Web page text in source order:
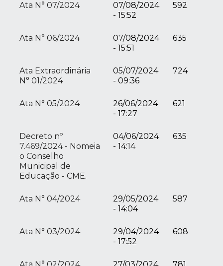
Ata N° 07/2024
07/08/2024
- 15:52
592
Ata N° 06/2024
07/08/2024
- 15:51
635
Ata Extraordinária
N° 01/2024
05/07/2024
- 09:36
724
Ata N° 05/2024
26/06/2024
- 17:27
621
Decreto nº
7.469/2024 - Nomeia
o Conselho
Municipal de
Educação - CME.
04/06/2024
- 14:14
635
Ata N° 04/2024
29/05/2024
- 14:04
587
Ata N° 03/2024
29/04/2024
- 17:52
608